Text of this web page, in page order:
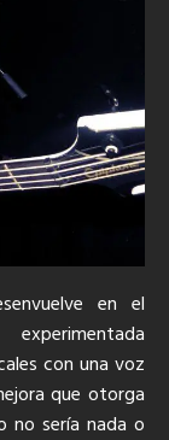
en el
con una voz
que otorga
no sería nada o